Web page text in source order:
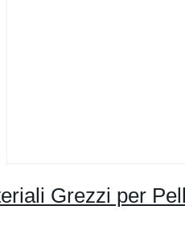
Grezzi per